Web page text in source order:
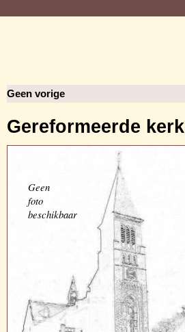
Geen vorige
Gereformeerde kerk
Geen
foto
beschikbaar